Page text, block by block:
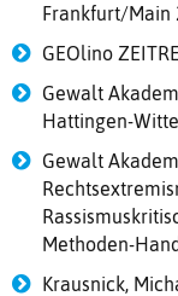
Frankfurt/Main
GEOlino
Gewalt
Hattingen-
Gewalt
Methoden-
Krausnick,